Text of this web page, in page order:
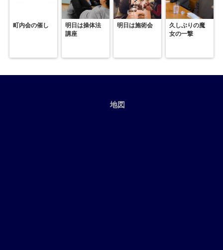
町内会の催し
明日は操体法
講座
明日は施術会
久しぶりの魔
女の一撃
地図